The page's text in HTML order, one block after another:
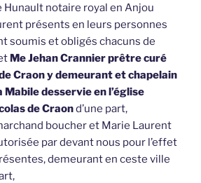
Hunault notaire royal en Anjou
présents en leurs personnes
soumis et obligés chacuns de
Me Jehan Crannier prêtre curé
Craon y demeurant et chapelain
Mabile desservie en l’église
de Craond’une part,
boucher et Marie Laurent
par devant nous pour l’effet
demeurant en ceste ville